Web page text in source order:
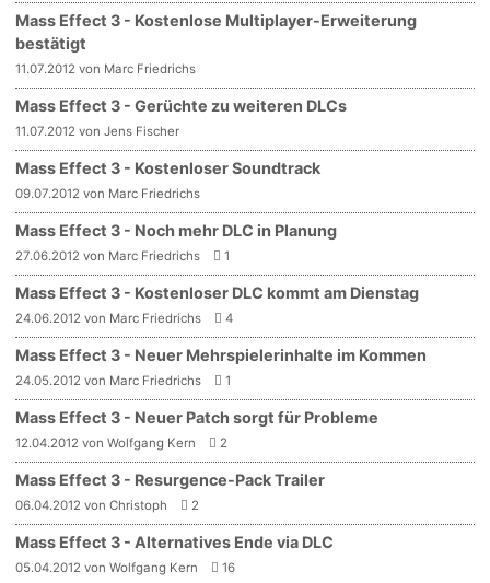
Mass Effect 3 - Kostenlose Multiplayer-Erweiterung
bestätigt
11.07.2012 von Marc Friedrichs
Mass Effect 3 - Gerüchte zu weiteren DLCs
11.07.2012 von Jens Fischer
Mass Effect 3 - Kostenloser Soundtrack
09.07.2012 von Marc Friedrichs
Mass Effect 3 - Noch mehr DLC in Planung
27.06.2012 von Marc Friedrichs 1
Mass Effect 3 - Kostenloser DLC kommt am Dienstag
24.06.2012 von Marc Friedrichs 4
Mass Effect 3 - Neuer Mehrspielerinhalte im Kommen
24.05.2012 von Marc Friedrichs 1
Mass Effect 3 - Neuer Patch sorgt für Probleme
12.04.2012 von Wolfgang Kern 2
Mass Effect 3 - Resurgence-Pack Trailer
06.04.2012 von Christoph 2
Mass Effect 3 - Alternatives Ende via DLC
05.04.2012 von Wolfgang Kern 16